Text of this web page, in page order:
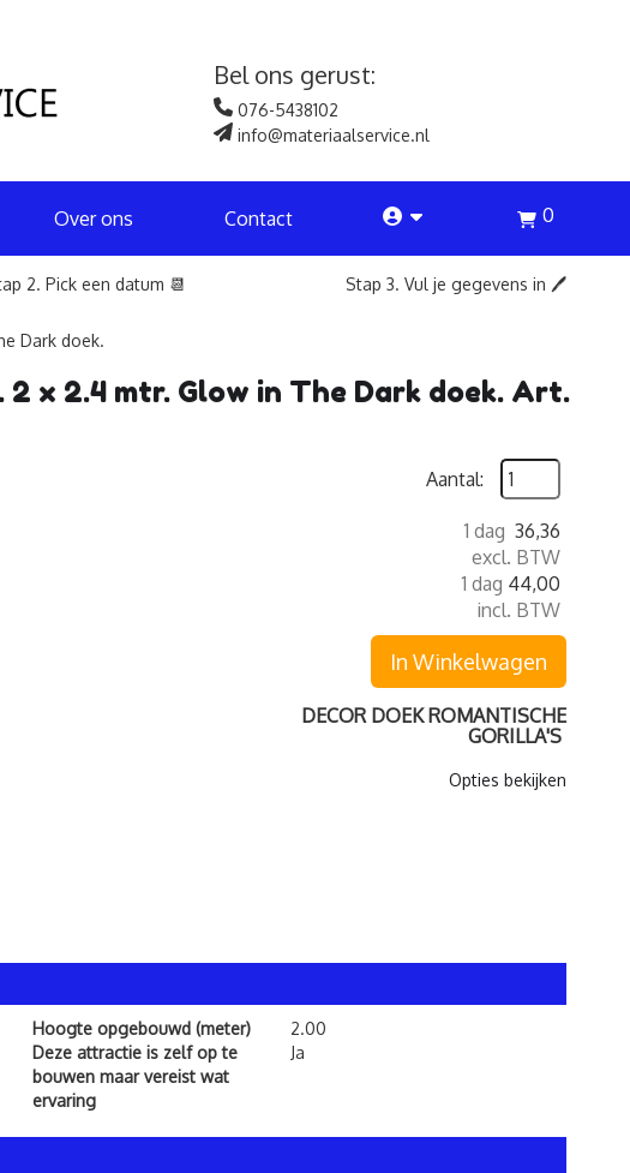
Bel ons gerust:
076-5438102
info@materiaalservice.nl
Over ons Contact account 0
2. Pick een datum 📆 Stap 3. Vul je gegevens in 🖊️
Dark doek.
x 2.4 mtr. Glow in The Dark doek. Art.
Aantal:
1 dag 36,36
excl. BTW
1 dag 44,00
incl. BTW
In Winkelwagen
DECOR DOEK ROMANTISCHE
GORILLA'S
Opties bekijken
Hoogte opgebouwd (meter)
2.00
Deze attractie is zelf op te
bouwen maar vereist wat
ervaring
Ja